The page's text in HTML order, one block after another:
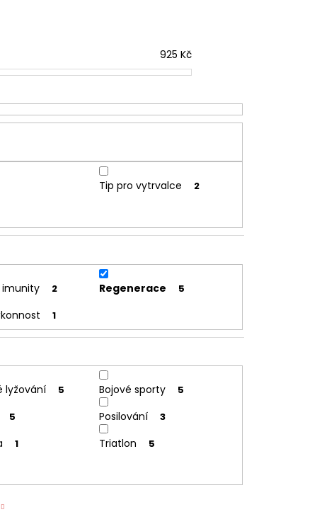
925 Kč
Tip pro vytrvalce 2
imunity 2 Regenerace 5
1
lyžování 5 Bojové sporty 5
5 Posilování 3
1 Triatlon 5